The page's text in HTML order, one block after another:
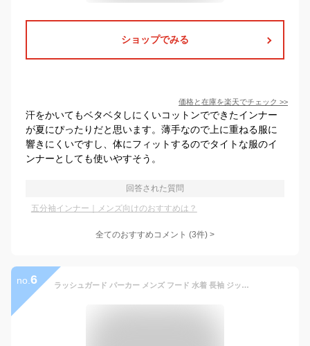
ショップでみる
価格と在庫を楽天でチェック >>
汗をかいてもベタベタしにくいコットンでできたインナー
が夏にぴったりだと思います。薄手なので上に重ねる服に
響きにくいですし、体にフィットするのでタイトな服のイ
ンナーとしても使いやすそう。
回答された質問
五分袖インナー｜メンズ向けのおすすめは？
全てのおすすめコメント (3件) >
no. 6 ラッシュガード パーカー メンズ フード 水着 長袖 ジップ 冷感 水陸両用 UVパーカー 大きいサイズ 体型カバー UVカット 黒 おしゃれ ネイビー アーミー ブラック グレー ホワイト S~4XL PONTAPES PR-4200《MENR》 《☆》